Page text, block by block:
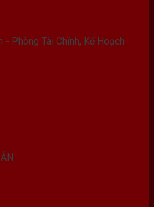
- Phòng Tài Chính, Kế Hoạch